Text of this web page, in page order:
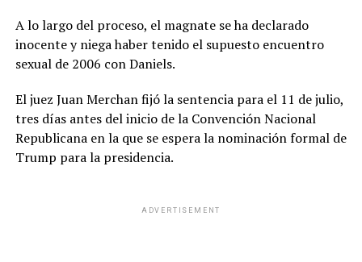
A lo largo del proceso, el magnate se ha declarado
inocente y niega haber tenido el supuesto encuentro
sexual de 2006 con Daniels.
El juez Juan Merchan fijó la sentencia para el 11 de julio,
tres días antes del inicio de la Convención Nacional
Republicana en la que se espera la nominación formal de
Trump para la presidencia.
ADVERTISEMENT